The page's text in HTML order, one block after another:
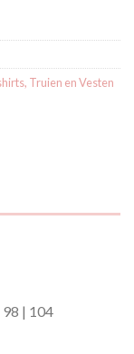
Truien en Vesten
| 104